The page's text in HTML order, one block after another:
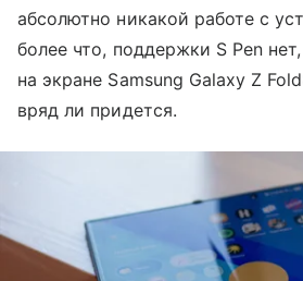
абсолютно никакой работе с
более что, поддержки S Pen
на экране Samsung Galaxy Z
вряд ли придется.